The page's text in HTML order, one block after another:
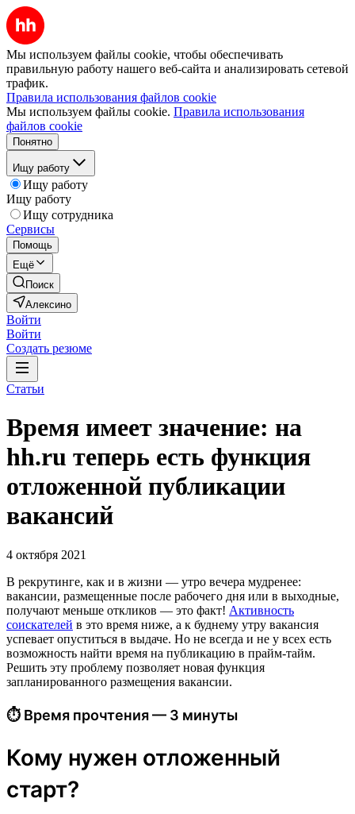
Мы используем файлы cookie, чтобы обеспечивать
правильную работу нашего веб-сайта и анализировать сетевой
трафик.
Правила использования файлов cookie
Мы используем файлы cookie. Правила использования
файлов cookie
Понятно
Ищу работу
Ищу работу
Ищу работу
Ищу сотрудника
Сервисы
Помощь
Ещё
Поиск
Алексино
Войти
Войти
Создать резюме
Статьи
Время имеет значение: на
hh.ru теперь есть функция
отложенной публикации
вакансий
4 октября 2021
В рекрутинге, как и в жизни — утро вечера мудренее:
вакансии, размещенные после рабочего дня или в выходные,
получают меньше откликов — это факт! Активность
соискателей в это время ниже, а к буднему утру вакансия
успевает опуститься в выдаче. Но не всегда и не у всех есть
возможность найти время на публикацию в прайм-тайм.
Решить эту проблему позволяет новая функция
запланированного размещения вакансии.
⏱ Время прочтения — 3 минуты
Кому нужен отложенный
старт?